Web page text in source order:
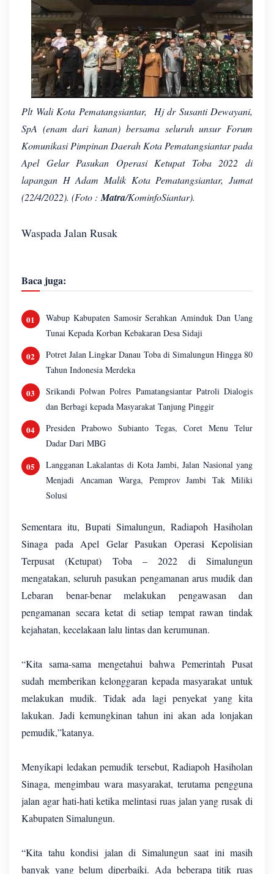
Plt Wali Kota Pematangsiantar, Hj dr Susanti Dewayani,
SpA (enam dari kanan) bersama seluruh unsur Forum
Komunikasi Pimpinan Daerah Kota Pematangsiantar pada
Apel Gelar Pasukan Operasi Ketupat Toba 2022 di
lapangan H Adam Malik Kota Pematangsiantar, Jumat
(22/4/2022). (Foto :Matra/KominfoSiantar).
Waspada Jalan Rusak
Baca juga:
Wabup Kabupaten Samosir Serahkan Aminduk Dan Uang
Tunai Kepada Korban Kebakaran Desa Sidaji
Potret Jalan Lingkar Danau Toba di Simalungun Hingga 80
Tahun Indonesia Merdeka
Srikandi Polwan Polres Pamatangsiantar Patroli Dialogis
dan Berbagi kepada Masyarakat Tanjung Pinggir
Presiden Prabowo Subianto Tegas, Coret Menu Telur
Dadar Dari MBG
Langganan Lakalantas di Kota Jambi, Jalan Nasional yang
Menjadi Ancaman Warga, Pemprov Jambi Tak Miliki
Solusi
Sementara itu, Bupati Simalungun, Radiapoh Hasiholan
Sinaga pada Apel Gelar Pasukan Operasi Kepolisian
Terpusat (Ketupat) Toba – 2022 di Simalungun
mengatakan, seluruh pasukan pengamanan arus mudik dan
Lebaran benar-benar melakukan pengawasan dan
pengamanan secara ketat di setiap tempat rawan tindak
kejahatan, kecelakaan lalu lintas dan kerumunan.
“Kita sama-sama mengetahui bahwa Pemerintah Pusat
sudah memberikan kelonggaran kepada masyarakat untuk
melakukan mudik. Tidak ada lagi penyekat yang kita
lakukan. Jadi kemungkinan tahun ini akan ada lonjakan
pemudik,”katanya.
Menyikapi ledakan pemudik tersebut, Radiapoh Hasiholan
Sinaga, mengimbau wara masyarakat, terutama pengguna
jalan agar hati-hati ketika melintasi ruas jalan yang rusak di
Kabupaten Simalungun.
“Kita tahu kondisi jalan di Simalungun saat ini masih
banyak yang belum diperbaiki. Ada beberapa titik ruas